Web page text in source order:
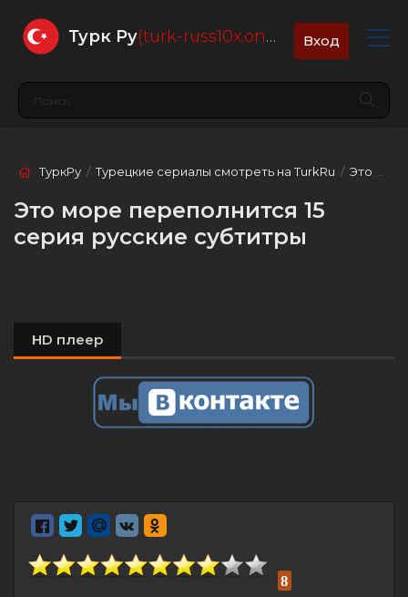
Турк Ру(turk-russ10x.online) Вход
ТуркРу /Турецкие сериалы смотреть на TurkRu / Это море переполнится
Это море переполнится 15
серия русские субтитры
HD плеер
8